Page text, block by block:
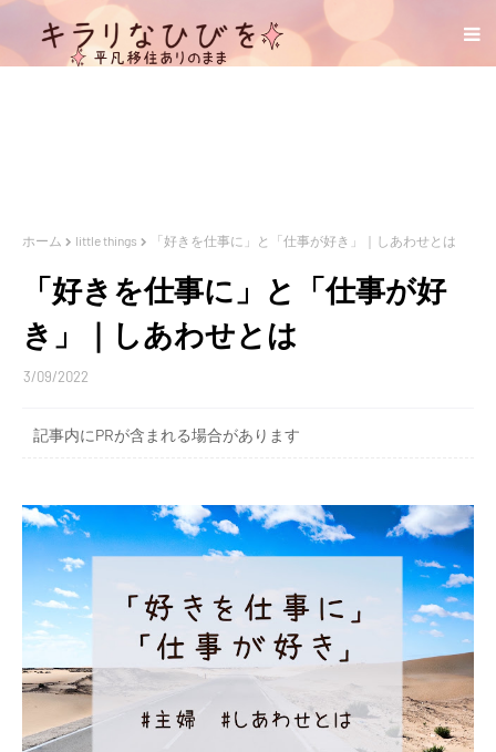
ホーム little things 「好きを仕事に」と「仕事が好き」｜しあわせとは
「好きを仕事に」と「仕事が好
き」｜しあわせとは
3/09/2022
記事内にPRが含まれる場合があります